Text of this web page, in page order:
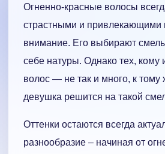
Огненно-красные волосы
страстными и привлекающими
внимание. Его выбирают
себе натуры. Однако тех, кому
волос — не так и много, к тому
девушка решится на такой
Оттенки остаются всегда
разнообразие – начиная от